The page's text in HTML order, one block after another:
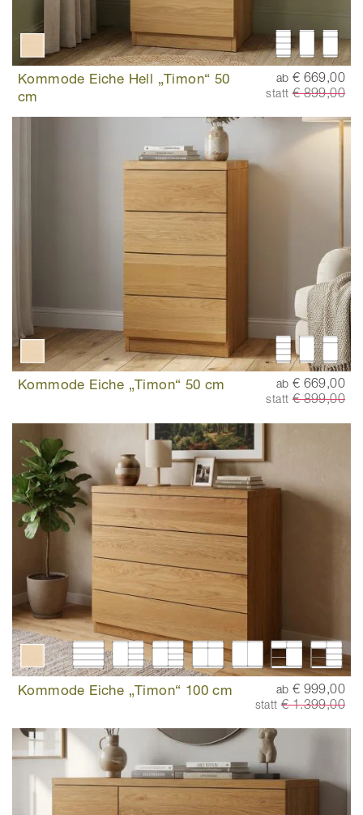
Kommode Eiche Hell „Timon“ 50
cm
ab € 669,00
statt€ 899,00
Kommode Eiche „Timon“ 50 cm ab € 669,00
statt€ 899,00
Kommode Eiche „Timon“ 100 cm ab € 999,00
statt € 1.399,00